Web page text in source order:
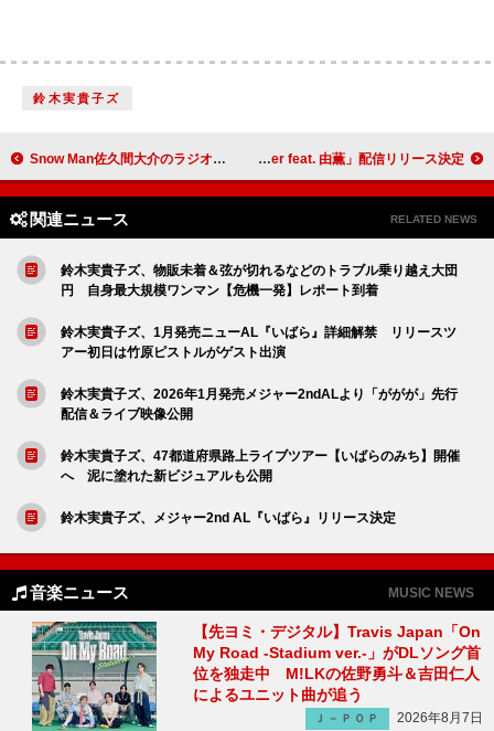
鈴木実貴子ズ
Snow Man佐久間大介のラジオ『マテムり』、ゲストの声優・浪川大輔にまつわる“伝説”が明らかに 鷲尾伶菜、TVアニメ『エリスの聖杯』OP主題歌「Happy Ever After feat. 由薫」配信リリース決定
関連ニュース RELATED NEWS
鈴木実貴子ズ、物販未着＆弦が切れるなどのトラブル乗り越え大団
円 自身最大規模ワンマン【危機一発】レポート到着
鈴木実貴子ズ、1月発売ニューAL『いばら』詳細解禁 リリースツ
アー初日は竹原ピストルがゲスト出演
鈴木実貴子ズ、2026年1月発売メジャー2ndALより「ががが」先行
配信＆ライブ映像公開
鈴木実貴子ズ、47都道府県路上ライブツアー【いばらのみち】開催
へ 泥に塗れた新ビジュアルも公開
鈴木実貴子ズ、メジャー2nd AL『いばら』リリース決定
音楽ニュース MUSIC NEWS
【先ヨミ・デジタル】Travis Japan「On
My Road -Stadium ver.-」がDLソング首
位を独走中 M!LKの佐野勇斗＆吉田仁人
によるユニット曲が追う
Ｊ－ＰＯＰ 2026年8月7日